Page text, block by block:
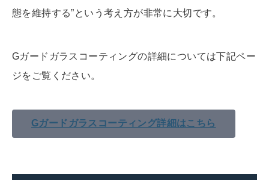
態を維持する”という考え方が非常に大切です。
Gガードガラスコーティングの詳細については下記ペー
ジをご覧ください。
Gガードガラスコーティング詳細はこちら